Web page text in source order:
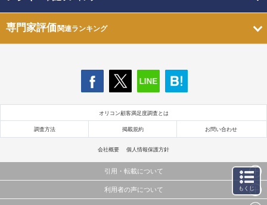
専門家評価関連ランキング
オリコン顧客満足度調査とは
調査方法 掲載規約 お問い合わせ
会社概要 個人情報保護方針
引用・転載について
当サイトで公開されている情報（文字、写真、イラスト、画像データ等）及びこれらの配置・
利用者の声について もくじ